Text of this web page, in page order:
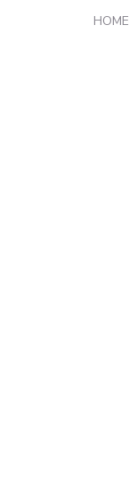
HOME